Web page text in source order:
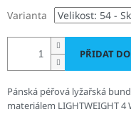
Varianta
PŘIDAT
Pánská péřová lyžařská
materiálem LIGHTWEIGHT 4